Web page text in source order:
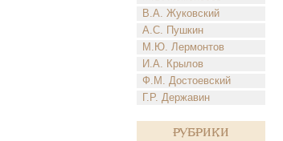
В.А. Жуковский
А.С. Пушкин
М.Ю. Лермонтов
И.А. Крылов
Ф.М. Достоевский
Г.Р. Державин
Рубрики